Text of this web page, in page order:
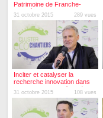
Patrimoine de Franche-
Comté
31 octobre 2015 289 vues
Inciter et catalyser la
recherche innovation dans
les territoires : le rôle clé des
clusters
31 octobre 2015 108 vues